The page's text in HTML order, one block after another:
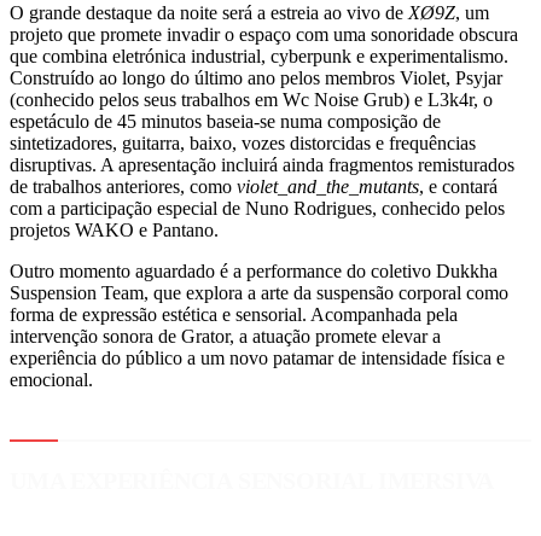
O grande destaque da noite será a estreia ao vivo de XØ9Z, um
projeto que promete invadir o espaço com uma sonoridade obscura
que combina eletrónica industrial, cyberpunk e experimentalismo.
Construído ao longo do último ano pelos membros Violet, Psyjar
(conhecido pelos seus trabalhos em Wc Noise Grub) e L3k4r, o
espetáculo de 45 minutos baseia-se numa composição de
sintetizadores, guitarra, baixo, vozes distorcidas e frequências
disruptivas. A apresentação incluirá ainda fragmentos remisturados
de trabalhos anteriores, como violet_and_the_mutants, e contará
com a participação especial de Nuno Rodrigues, conhecido pelos
projetos WAKO e Pantano.
Outro momento aguardado é a performance do coletivo Dukkha
Suspension Team, que explora a arte da suspensão corporal como
forma de expressão estética e sensorial. Acompanhada pela
intervenção sonora de Grator, a atuação promete elevar a
experiência do público a um novo patamar de intensidade física e
emocional.